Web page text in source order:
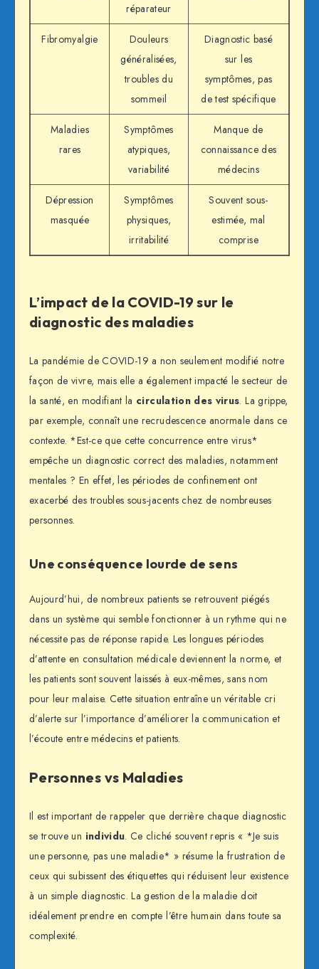
réparateur
Fibromyalgie
Douleurs
généralisées,
troubles du
sommeil
Diagnostic basé
sur les
symptômes, pas
de test spécifique
Maladies
rares
Symptômes
atypiques,
variabilité
Manque de
connaissance des
médecins
Dépression
masquée
Symptômes
physiques,
irritabilité
Souvent sous-
estimée, mal
comprise
L’impact de la COVID-19 sur le
diagnostic des maladies
La pandémie de COVID-19 a non seulement modifié notre
façon de vivre, mais elle a également impacté le secteur de
la santé, en modifiant la circulation des virus. La grippe,
par exemple, connaît une recrudescence anormale dans ce
contexte. *Est-ce que cette concurrence entre virus*
empêche un diagnostic correct des maladies, notamment
mentales ? En effet, les périodes de confinement ont
exacerbé des troubles sous-jacents chez de nombreuses
personnes.
Une conséquence lourde de sens
Aujourd’hui, de nombreux patients se retrouvent piégés
dans un système qui semble fonctionner à un rythme qui ne
nécessite pas de réponse rapide. Les longues périodes
d’attente en consultation médicale deviennent la norme, et
les patients sont souvent laissés à eux-mêmes, sans nom
pour leur malaise. Cette situation entraîne un véritable cri
d’alerte sur l’importance d’améliorer la communication et
l’écoute entre médecins et patients.
Personnes vs Maladies
Il est important de rappeler que derrière chaque diagnostic
se trouve un individu. Ce cliché souvent repris « *Je suis
une personne, pas une maladie* » résume la frustration de
ceux qui subissent des étiquettes qui réduisent leur existence
à un simple diagnostic. La gestion de la maladie doit
idéalement prendre en compte l’être humain dans toute sa
complexité.